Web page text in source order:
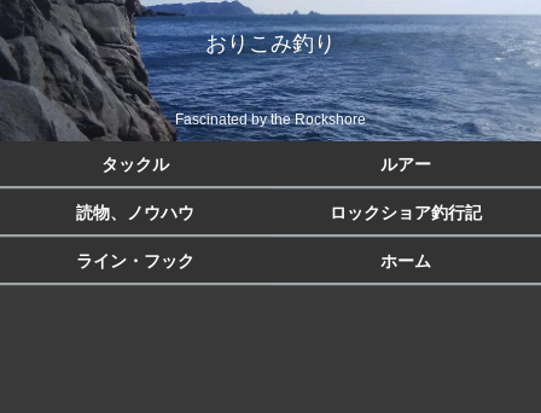
おりこみ釣り
Fascinated by the Rockshore
タックル ルアー
読物、ノウハウ ロックショア釣行記
ライン・フック ホーム